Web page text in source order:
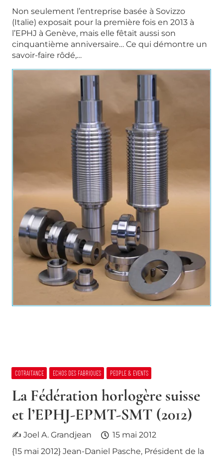
Non seulement l’entreprise basée à Sovizzo
(Italie) exposait pour la première fois en 2013 à
l’EPHJ à Genève, mais elle fêtait aussi son
cinquantième anniversaire… Ce qui démontre un
savoir-faire rôdé,…
COTRAITANCE ECHOS DES FABRIQUES PEOPLE & EVENTS
La Fédération horlogère suisse
et l’EPHJ-EPMT-SMT (2012)
✍ Joel A. Grandjean
15 mai 2012
{15 mai 2012} Jean-Daniel Pasche, Président de la